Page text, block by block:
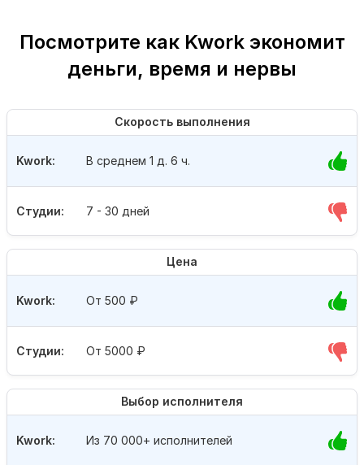
Посмотрите как Kwork экономит
деньги, время и нервы
Скорость выполнения
Студии: 7 - 30 дней
Kwork: В среднем 1 д. 6 ч.
Цена
Студии: От 5000 ₽
Kwork: От 500 ₽
Выбор исполнителя
Kwork: Из 70 000+ исполнителей